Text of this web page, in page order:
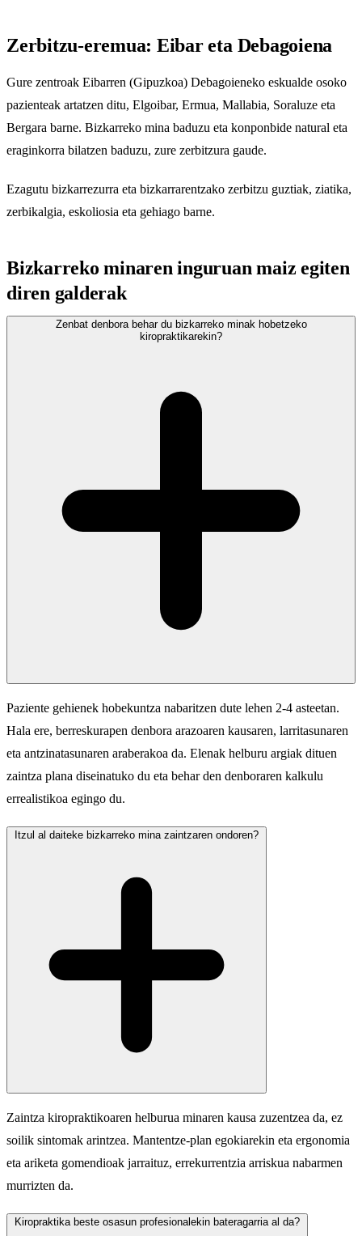
Zerbitzu-eremua: Eibar eta Debagoiena
Gure zentroak Eibarren (Gipuzkoa) Debagoieneko eskualde osoko
pazienteak artatzen ditu, Elgoibar, Ermua, Mallabia, Soraluze eta
Bergara barne. Bizkarreko mina baduzu eta konponbide natural eta
eraginkorra bilatzen baduzu, zure zerbitzura gaude.
Ezagutu bizkarrezurra eta bizkarrarentzako zerbitzu guztiak, ziatika,
zerbikalgia, eskoliosia eta gehiago barne.
Bizkarreko minaren inguruan maiz egiten
diren galderak
Zenbat denbora behar du bizkarreko minak hobetzeko
kiropraktikarekin?
Paziente gehienek hobekuntza nabaritzen dute lehen 2-4 asteetan.
Hala ere, berreskurapen denbora arazoaren kausaren, larritasunaren
eta antzinatasunaren araberakoa da. Elenak helburu argiak dituen
zaintza plana diseinatuko du eta behar den denboraren kalkulu
errealistikoa egingo du.
Itzul al daiteke bizkarreko mina zaintzaren ondoren?
Zaintza kiropraktikoaren helburua minaren kausa zuzentzea da, ez
soilik sintomak arintzea. Mantentze-plan egokiarekin eta ergonomia
eta ariketa gomendioak jarraituz, errekurrentzia arriskua nabarmen
murrizten da.
Kiropraktika beste osasun profesionalekin bateragarria al da?